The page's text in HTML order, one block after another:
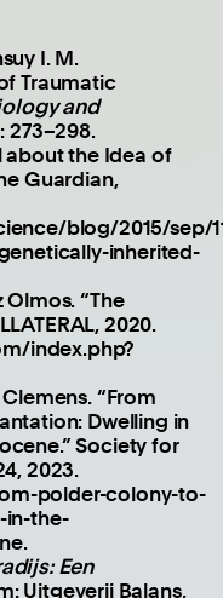
I. M.
Traumatic
and
273–298.
about the Idea of
Guardian,
blog/2015/sep/
inherited-
Olmos. “The
2020.
index.php?
“From
Dwelling in
Society for
2023.
polder-colony-to-
in-the-
Een
Uitgeverij Balans,